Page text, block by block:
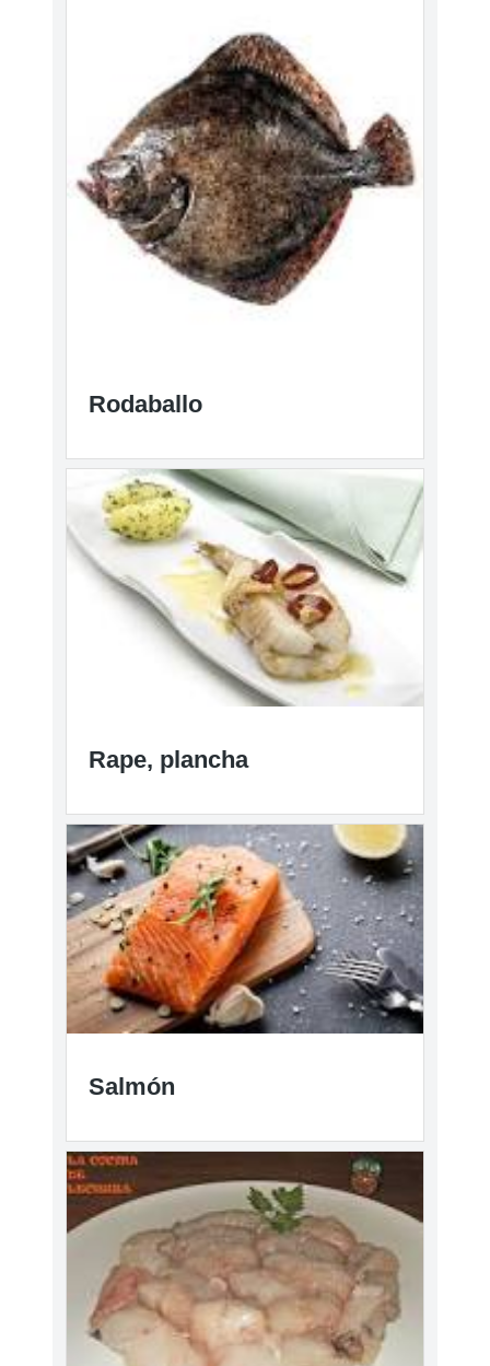
Rodaballo
Rape, plancha
Salmón